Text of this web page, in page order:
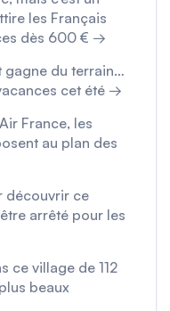
les Français
dès 600 € →
gagne du terrain…
cet été →
France, les
au plan des
découvrir ce
arrêté pour les
ce village de 112
beaux